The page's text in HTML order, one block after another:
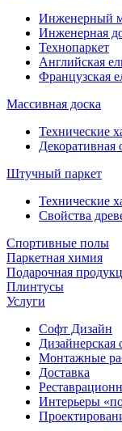
Инженерный
Инженерная
Технопаркет
Английская
Французская
Массивная доска
Технические
Декоративная
Штучный паркет
Технические
Свойства
Спортивные полы
Паркетная химия
Подарочная
Плинтусы
Услуги
Софт Дизайн
Дизайнерская
Монтажные
Доставка
Интерьеры